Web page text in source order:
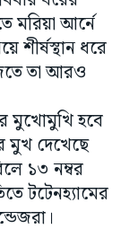
মরিয়া আর্নে
শীর্ষস্থান ধরে
তা আরও
মুখোমুখি হবে
মুখ দেখেছে
১৩ নম্বর
টটেনহ্যামের